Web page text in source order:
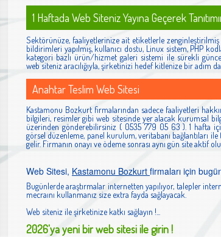
1 Haftada Web Siteniz Yayına Geçerek
Sektörünüze, faaliyetlerinize ait etiketlerle zenginleştirilmiş
bildirimleri yapılmış, kullanıcı dostu, Linux sistem, PHP
kategori bazlı ürün/hizmet galeri sistemi ile sürekli
web siteniz aracılığıyla, şirketinizi hedef kitlenize bir adım
Anahtar Teslim Web Sitesi
Kastamonu Bozkurt firmalarından sadece faaliyetleri
bilgileri, resimler gibi web sitesinde yer alacak kurumsal
üzerinden gönderebilirsiniz ( 0535 779 05 63 ). 1 hafta
görsel düzenleme, panel kurulum, veritabanı bağlantıları
gelir. Firmanın onayı ve ödeme sonrası aynı gün site aktif
Web Sitesi,Kastamonu Bozkurtfirmaları için
Bugünlerde araştırmalar internetten yapılıyor, talepler
mecraını kullanmanız size extra fayda sağlayacak.
Web siteniz ile şirketinize katkı sağlayın !...
2026'ya yeni bir web sitesi ile girin !